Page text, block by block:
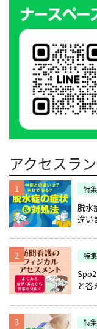
アクセスラ
1 特集
脱水
違い
2 特集
と答
3 特集